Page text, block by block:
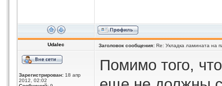
Udalec Заголовок сообщения: Re: Укладка ламината на
Зарегистрирован: 18 апр
2012, 02:02
Помимо того,